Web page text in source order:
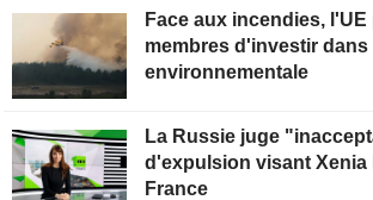
Face aux incendies,
membres d'investir
environnementale
La Russie juge
d'expulsion visant Xenia
France